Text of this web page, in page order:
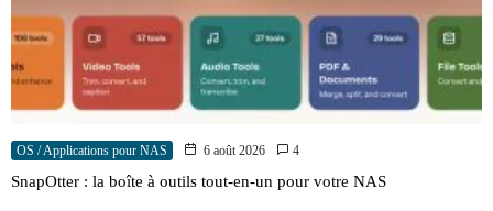
OS / Applications pour NAS 6 août 2026 4
SnapOtter : la boîte à outils tout-en-un pour votre NAS